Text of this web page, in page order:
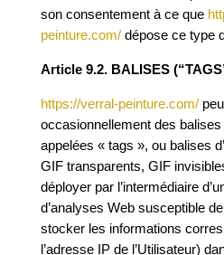
son consentement à ce que
peinture.com/dépose ce type
Article 9.2. BALISES
https://verral-peinture.com/
occasionnellement des
appelées « tags », ou balises
GIF transparents, GIF
déployer par l’intermédiaire
d’analyses Web susceptible
stocker les informations
l’adresse IP de l’Utilisateur)